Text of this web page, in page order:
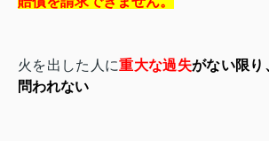
火を出した人に重大な過失がない限り
問われない